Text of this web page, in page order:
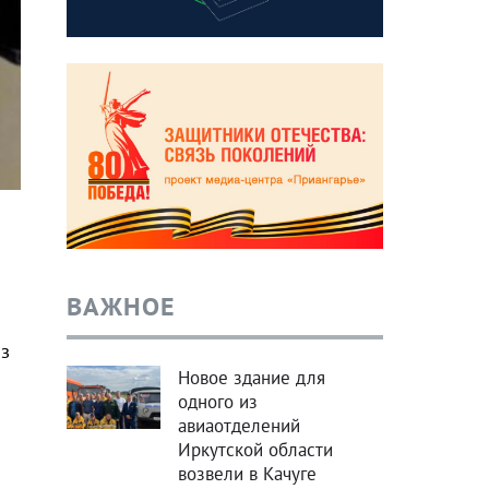
ВАЖНОЕ
Новое здание для
одного из
авиаотделений
Иркутской области
возвели в Качуге